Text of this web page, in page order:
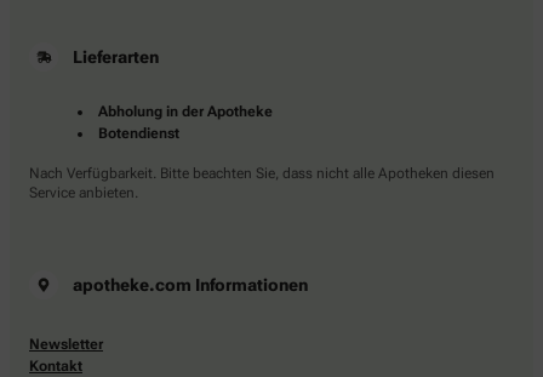
Lieferarten
Abholung in der Apotheke
Botendienst
Nach Verfügbarkeit. Bitte beachten Sie, dass nicht alle Apotheken diesen
Service anbieten.
apotheke.com Informationen
Newsletter
Kontakt